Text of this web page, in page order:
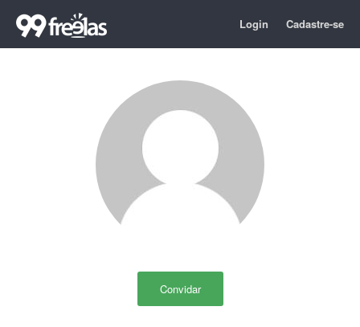
Login Cadastre-se
Convidar